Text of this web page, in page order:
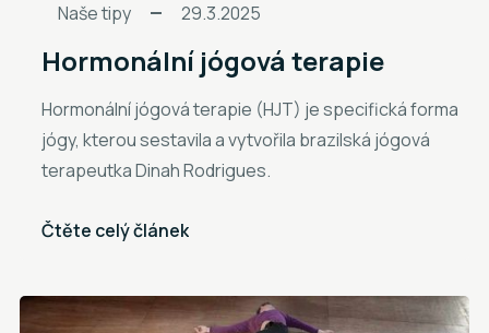
Naše tipy 29.3.2025
Hormonální jógová terapie
Hormonální jógová terapie (HJT) je specifická forma
jógy, kterou sestavila a vytvořila brazilská jógová
terapeutka Dinah Rodrigues.
Čtěte celý článek